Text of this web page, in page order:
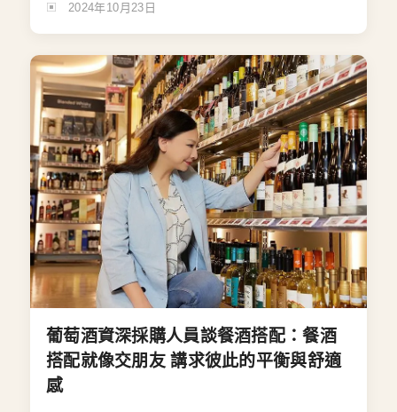
2024年10月23日
葡萄酒資深採購人員談餐酒搭配：餐酒
搭配就像交朋友 講求彼此的平衡與舒適
感